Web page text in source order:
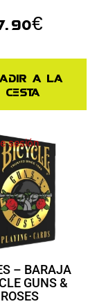
€
a la
cesta
sesión
– BARAJA
GUNS &
ROSES